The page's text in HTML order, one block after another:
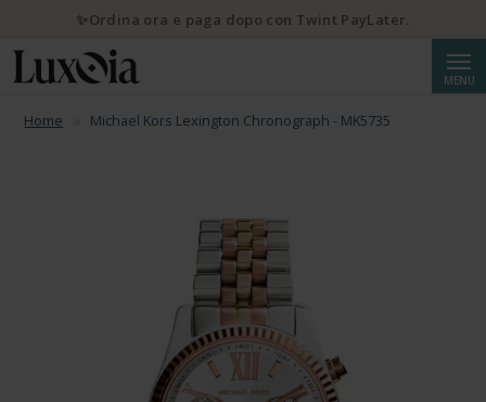
MENU
Home Michael Kors Lexington Chronograph - MK5735
✨Ordina ora e paga dopo con Twint PayLater.